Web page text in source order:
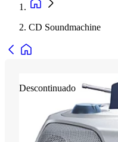
CD Soundmachine
Descontinuado